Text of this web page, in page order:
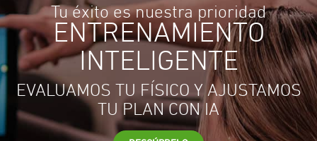
Tu éxito es nuestra prioridad
ENTRENAMIENTO
INTELIGENTE
EVALUAMOS TU FÍSICO Y AJUSTAMOS
TU PLAN CON IA